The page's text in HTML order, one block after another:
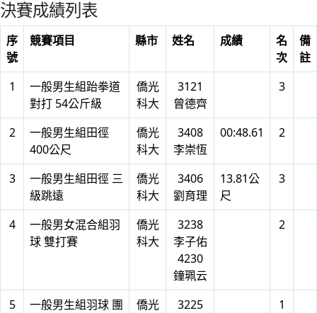
決賽成績列表
序
號
競賽項目 縣市 姓名 成績
名
次
備
註
1
一般男生組跆拳道
對打 54公斤級
僑光
科大
3121
曾德齊
3
2
一般男生組田徑
400公尺
僑光
科大
3408
李崇恆
00:48.61 2
3
一般男生組田徑 三
級跳遠
僑光
科大
3406
劉育理
13.81公
尺
3
4
一般男女混合組羽
球 雙打賽
僑光
科大
3238
李子佑
4230
鐘珮云
2
5
一般男生組羽球 團
僑光
3225
1